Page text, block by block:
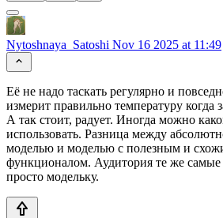
Nytoshnaya_Satoshi Nov 16 2025 at 11:49
Её не надо таскать регулярно и
измерит правильно температуру когда
А так стоит, радует. Иногда можно
использовать. Разница между
моделью и моделью с полезным и
функционалом. Аудитория те же
просто модельку.